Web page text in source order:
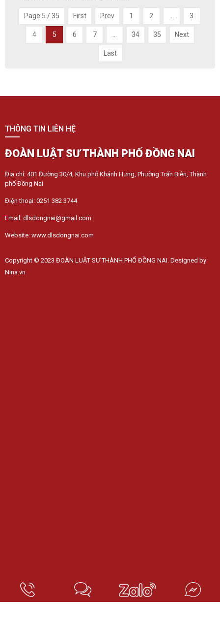
Page 5 / 35 First Prev 1 2 3
4 5 6 7 34 35 Next
Last
THÔNG TIN LIÊN HỆ
ĐOÀN LUẬT SƯ THÀNH PHỐ ĐỒNG NAI
Địa chỉ: 401 Đường 30/4, Khu phố Khánh Hưng, Phường Trấn Biên, Thành
phố Đồng Nai
Điện thoại: 0251 382 3744
Email: dlsdongnai@gmail.com
Website: www.dlsdongnai.com
Copyright © 2023 ĐOÀN LUẬT SƯ THÀNH PHỐ ĐỒNG NAI. Designed by
Nina.vn